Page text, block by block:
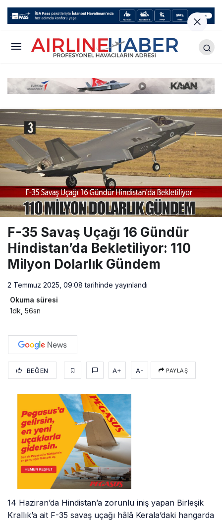
F-35 Savaş Uçağı 16 Gündür
Hindistan’da Bekletiliyor: 110
Milyon Dolarlık Gündem
2 Temmuz 2025, 09:08 tarihinde yayınlandı
Okuma süresi
1dk, 56sn
BEĞEN A+ A- PAYLAŞ
14 Haziran’da Hindistan’a zorunlu iniş yapan Birleşik
Krallık’a ait F-35 savaş uçağı hâlâ Kerala’daki hangarda